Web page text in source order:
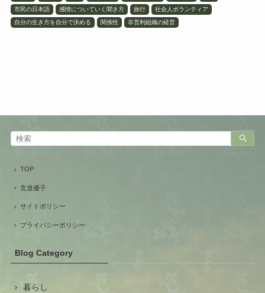
市民の日本語
感情についていく聞き方 旅行
社会人ボランティア
自分の生き方を自分で決める
関係性 非営利組織の経営
TOP
玄道優子
サイトポリシー
プライバシーポリシー
Blog Category
暮らし